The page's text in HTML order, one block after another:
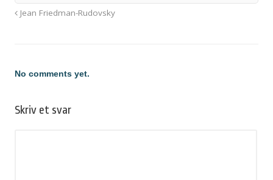
Jean Friedman-Rudovsky
No comments yet.
Skriv et svar